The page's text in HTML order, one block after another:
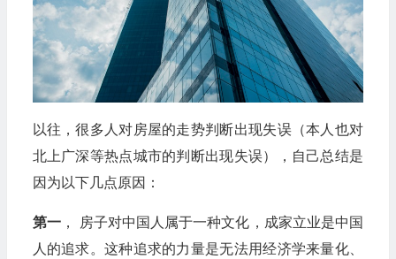
以往，很多人对房屋的走势判断出现失误（本人也对
北上广深等热点城市的判断出现失误），自己总结是
因为以下几点原因：
第一， 房子对中国人属于一种文化，成家立业是中国
人的追求。这种追求的力量是无法用经济学来量化、